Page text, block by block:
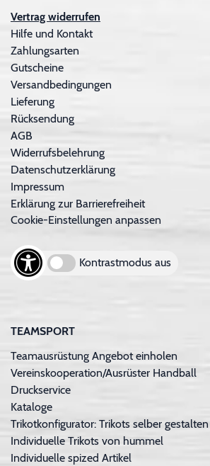
Vertrag widerrufen
Hilfe und Kontakt
Zahlungsarten
Gutscheine
Versandbedingungen
Lieferung
Rücksendung
AGB
Widerrufsbelehrung
Datenschutzerklärung
Impressum
Erklärung zur Barrierefreiheit
Cookie-Einstellungen anpassen
Kontrastmodus aus
TEAMSPORT
Teamausrüstung Angebot einholen
Vereinskooperation/Ausrüster Handball
Druckservice
Kataloge
Trikotkonfigurator: Trikots selber gestalten
Individuelle Trikots von hummel
Individuelle spized Artikel